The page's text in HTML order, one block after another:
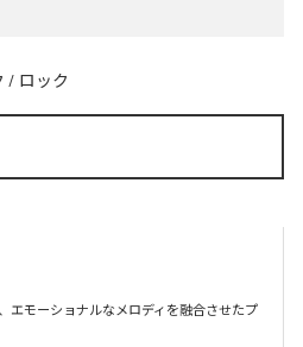
/ ロック
エモーショナルなメロディを融合させたプ